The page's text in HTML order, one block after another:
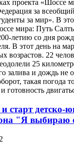
проекта «Шоссе
за
за мир». В
мира: Путь
летию со дня
В этот день на
возрастов. 22
25
залива и дождь не
такая погода
готовность
старт детско-
"Я выбираю